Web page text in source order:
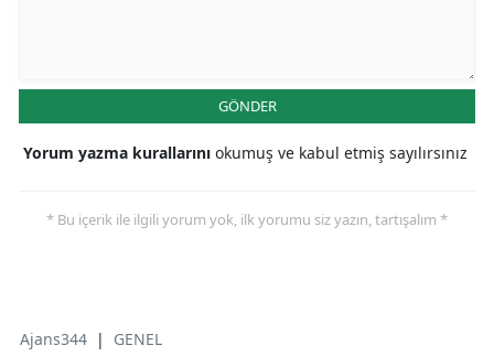
GÖNDER
Yorum yazma kurallarını okumuş ve kabul etmiş sayılırsınız
* Bu içerik ile ilgili yorum yok, ilk yorumu siz yazın, tartışalım *
Ajans344 | GENEL